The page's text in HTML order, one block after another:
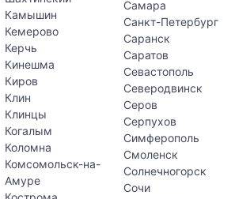
Камышин
Кемерово
Керчь
Кинешма
Киров
Клин
Клинцы
Когалым
Коломна
Комсомольск-на-
Амуре
Самара
Санкт-Петербург
Саранск
Саратов
Севастополь
Северодвинск
Серов
Серпухов
Симферополь
Смоленск
Солнечногорск
Сочи